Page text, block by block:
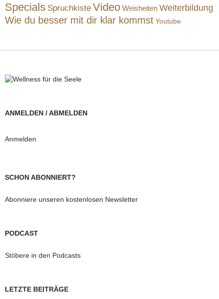
Specials Spruchkiste Video Weisheiten Weiterbildung
Wie du besser mit dir klar kommst Youtube
ANMELDEN / ABMELDEN
Anmelden
SCHON ABONNIERT?
Abonniere unseren kostenlosen Newsletter
PODCAST
Stöbere in den Podcasts
LETZTE BEITRÄGE